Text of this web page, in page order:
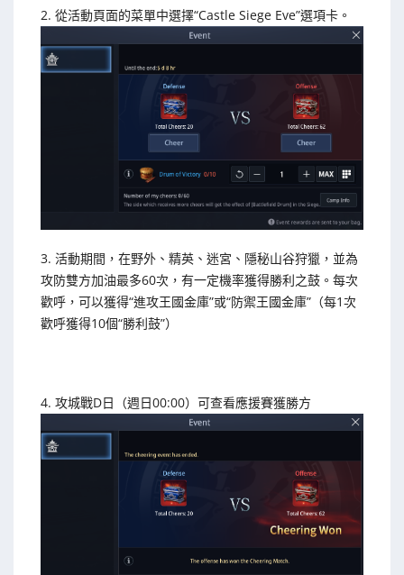
2. 從活動頁面的菜單中選擇“Castle Siege Eve”選項卡。
3. 活動期間，在野外、精英、迷宮、隱秘山谷狩獵，並為
攻防雙方加油最多60次，有一定機率獲得勝利之鼓。每次
歡呼，可以獲得“進攻王國金庫”或“防禦王國金庫”（每1次
歡呼獲得10個“勝利鼓”）
4. 攻城戰D日（週日00:00）可查看應援賽獲勝方